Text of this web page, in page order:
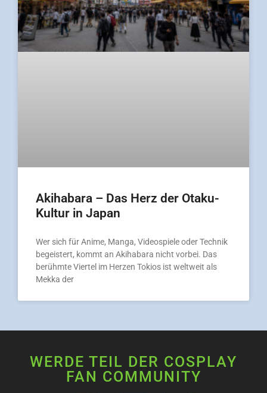
Akihabara – Das Herz der Otaku-
Kultur in Japan
Wer sich für Anime, Manga, Videospiele oder Technik
begeistert, kommt an Akihabara nicht vorbei. Das
berühmte Viertel im Herzen Tokios ist weltweit als
Mekka der
WERDE TEIL DER COSPLAY
FAN COMMUNITY